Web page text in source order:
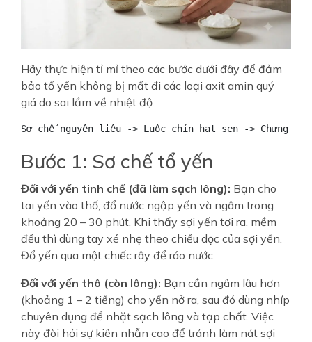
Hãy thực hiện tỉ mỉ theo các bước dưới đây để đảm
bảo tổ yến không bị mất đi các loại axit amin quý
giá do sai lầm về nhiệt độ.
Bước 1: Sơ chế tổ yến
Đối với yến tinh chế (đã làm sạch lông): Bạn cho
tai yến vào thố, đổ nước ngập yến và ngâm trong
khoảng 20 – 30 phút. Khi thấy sợi yến tơi ra, mềm
đều thì dùng tay xé nhẹ theo chiều dọc của sợi yến.
Đổ yến qua một chiếc rây để ráo nước.
Đối với yến thô (còn lông): Bạn cần ngâm lâu hơn
(khoảng 1 – 2 tiếng) cho yến nở ra, sau đó dùng nhíp
chuyên dụng để nhặt sạch lông và tạp chất. Việc
này đòi hỏi sự kiên nhẫn cao để tránh làm nát sợi